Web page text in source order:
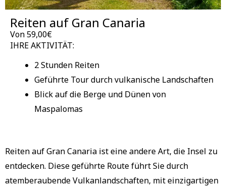
Reiten auf Gran Canaria
Von 59,00€
IHRE AKTIVITÄT:
2 Stunden Reiten
Geführte Tour durch vulkanische Landschaften
Blick auf die Berge und Dünen von
Maspalomas
Reiten auf Gran Canaria ist eine andere Art, die Insel zu
entdecken. Diese geführte Route führt Sie durch
atemberaubende Vulkanlandschaften, mit einzigartigen